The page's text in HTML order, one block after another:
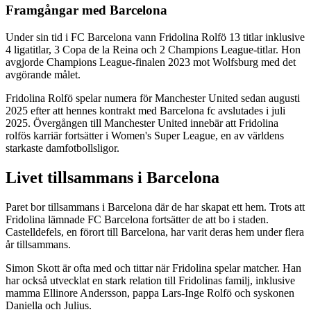
Framgångar med Barcelona
Under sin tid i FC Barcelona vann Fridolina Rolfö 13 titlar inklusive
4 ligatitlar, 3 Copa de la Reina och 2 Champions League-titlar. Hon
avgjorde Champions League-finalen 2023 mot Wolfsburg med det
avgörande målet.
Fridolina Rolfö spelar numera för Manchester United sedan augusti
2025 efter att hennes kontrakt med Barcelona fc avslutades i juli
2025. Övergången till Manchester United innebär att Fridolina
rolfös karriär fortsätter i Women's Super League, en av världens
starkaste damfotbollsligor.
Livet tillsammans i Barcelona
Paret bor tillsammans i Barcelona där de har skapat ett hem. Trots att
Fridolina lämnade FC Barcelona fortsätter de att bo i staden.
Castelldefels, en förort till Barcelona, har varit deras hem under flera
år tillsammans.
Simon Skott är ofta med och tittar när Fridolina spelar matcher. Han
har också utvecklat en stark relation till Fridolinas familj, inklusive
mamma Ellinore Andersson, pappa Lars-Inge Rolfö och syskonen
Daniella och Julius.